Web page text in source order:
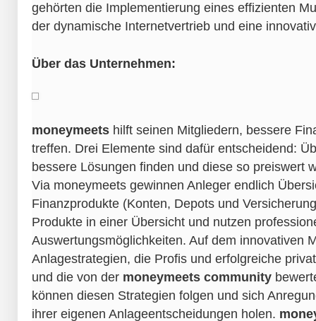
gehörten die Implementierung eines effizienten
der dynamische Internetvertrieb und eine
Über das Unternehmen:
moneymeets hilft seinen Mitgliedern, bessere
treffen. Drei Elemente sind dafür entscheidend:
bessere Lösungen finden und diese so preiswert
Via moneymeets gewinnen Anleger endlich
Finanzprodukte (Konten, Depots und
Produkte in einer Übersicht und nutzen
Auswertungsmöglichkeiten. Auf dem innovativen
Anlagestrategien, die Profis und erfolgreiche
und die von der moneymeets community
können diesen Strategien folgen und sich
ihrer eigenen Anlageentscheidungen holen.